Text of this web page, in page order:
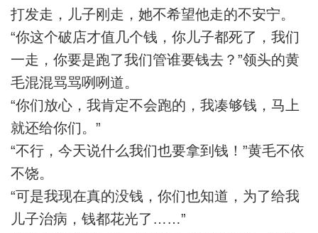
打发走，儿子刚走，她不希望他走的不安宁。
“你这个破店才值几个钱，你儿子都死了，我们
一走，你要是跑了我们管谁要钱去？”领头的黄
毛混混骂骂咧咧道。
“你们放心，我肯定不会跑的，我凑够钱，马上
就还给你们。”
“不行，今天说什么我们也要拿到钱！”黄毛不依
不饶。
“可是我现在真的没钱，你们也知道，为了给我
儿子治病，钱都花光了……”